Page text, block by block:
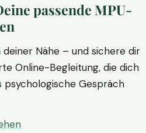
passende MPU-
Nähe – und sichere dir
Online-Begleitung, die dich
Gespräch